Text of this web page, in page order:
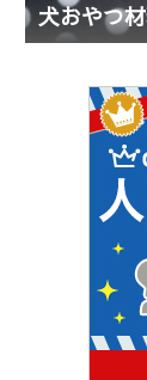
犬おやつ